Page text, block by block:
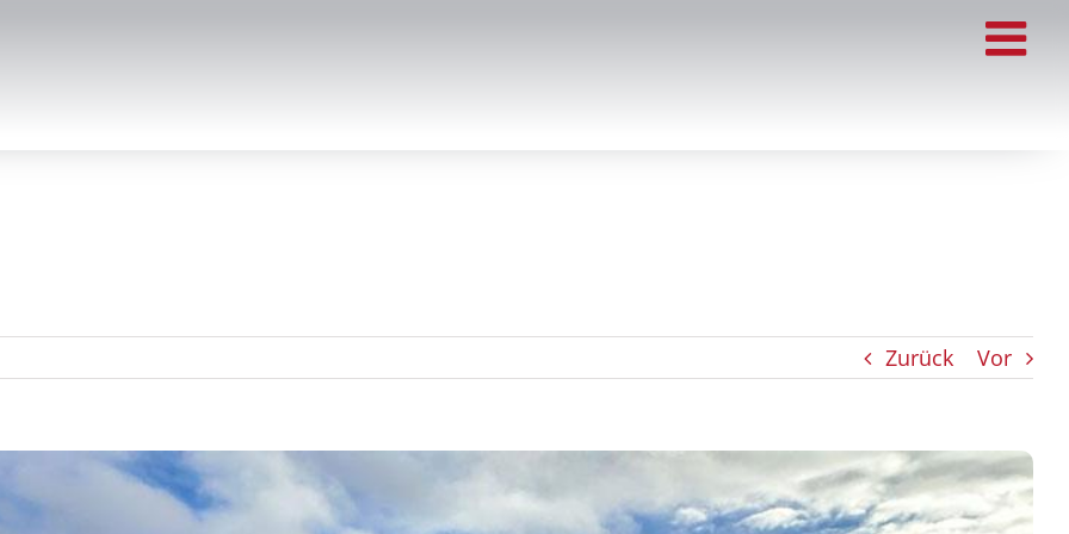
Zurück Vor